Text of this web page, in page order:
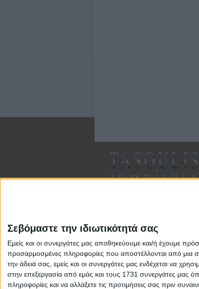
Σεβόμαστε την ιδιωτικότητά σας
Εμείς και οι συνεργάτες μας αποθηκεύουμε και/ή έχουμε
προσαρμοσμένες πληροφορίες που αποστέλλονται από μια
την άδειά σας, εμείς και οι συνεργάτες μας ενδέχεται να
στην επεξεργασία από εμάς και τους 1731 συνεργάτες μας
πληροφορίες και να αλλάξετε τις προτιμήσεις σας πριν
Αρ. Γ.Ε.ΜΗ: 118516601000